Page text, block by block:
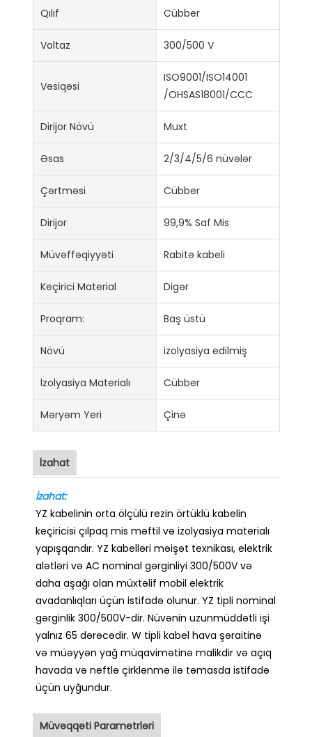
Qılıf Cübber
Voltaz 300/500 V
Vəsiqəsi
ISO9001/ISO14001
/OHSAS18001/CCC
Dirijor Növü Muxt
Əsas 2/3/4/5/6 nüvələr
Çərtməsi Cübber
Dirijor 99,9% Saf Mis
Müvəffəqiyyəti Rabitə kabeli
Keçirici Material Digər
Proqram: Baş üstü
Növü izolyasiya edilmiş
İzolyasiya Materialı Cübber
Məryəm Yeri Çinə
İzahat
İzahat:
YZ kabelinin orta ölçülü rezin örtüklü kabelin
keçiricisi çılpaq mis məftil və izolyasiya materialı
yapışqandır. YZ kabelləri məişət texnikası, elektrik
alətləri və AC nominal gərginliyi 300/500V və
daha aşağı olan müxtəlif mobil elektrik
avadanlıqları üçün istifadə olunur. YZ tipli nominal
gərginlik 300/500V-dir. Nüvənin uzunmüddətli işi
yalnız 65 dərəcədir. W tipli kabel hava şəraitinə
və müəyyən yağ müqavimətinə malikdir və açıq
havada və neftlə çirklənmə ilə təmasda istifadə
üçün uyğundur.
Müvəqqəti Parametrləri